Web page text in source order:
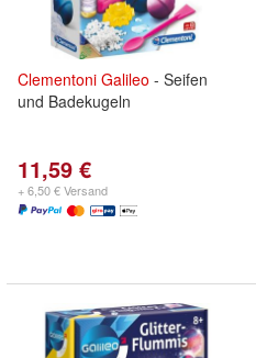
Clementoni Galileo - Seifen
und Badekugeln
11,59 €
+ 6,50 € Versand